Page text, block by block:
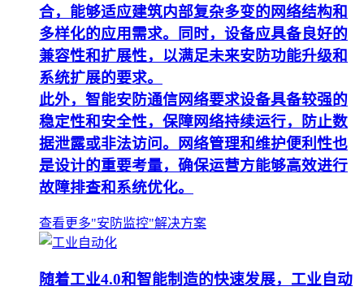
合，能够适应建筑内部复杂多变的网络结构和
多样化的应用需求。同时，设备应具备良好的
兼容性和扩展性，以满足未来安防功能升级和
系统扩展的要求。
此外，智能安防通信网络要求设备具备较强的
稳定性和安全性，保障网络持续运行，防止数
据泄露或非法访问。网络管理和维护便利性也
是设计的重要考量，确保运营方能够高效进行
故障排查和系统优化。
查看更多"安防监控"解决方案
随着工业4.0和智能制造的快速发展，工业自动